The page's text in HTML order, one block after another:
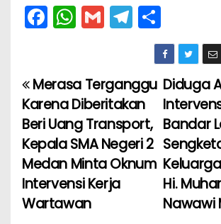
F
e
b
o
o
k
W
ts
A
p
p
G
l
T
gr
a
m
h
ar
e
N
a
v
i
g
Diduga
Bandar
Hi.
Nawawi
Merasa Terganggu
Karena Diberitakan
Beri Uang Transport,
Kepala SMA Negeri 2
Medan Minta Oknum
Intervensi Kerja
Wartawan